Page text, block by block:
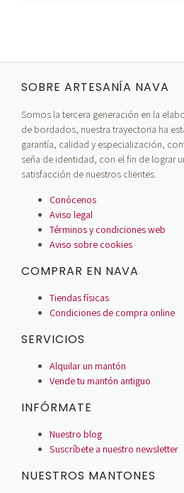
SOBRE ARTESANÍA NAVA
Somos la tercera generación en la
de bordados, nuestra trayectoria ha
garantía, calidad y especialización,
seña de identidad, con el fin de lograr
satisfacción de nuestros clientes.
Conócenos
Aviso legal
Términos y condiciones web
Aviso sobre cookies
COMPRAR EN NAVA
Tiendas físicas
Condiciones de compra online
SERVICIOS
Alquilar un mantón
Vende tu mantón antiguo
INFÓRMATE
Nuestro blog
Suscríbete a nuestro newsletter
NUESTROS MANTONES